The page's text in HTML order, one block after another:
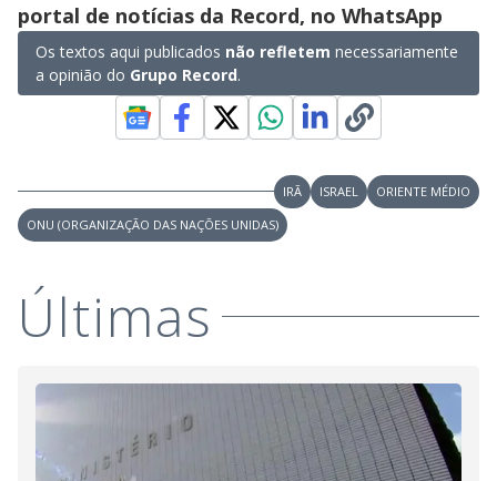
portal de notícias da Record, no WhatsApp
Os textos aqui publicados não refletem necessariamente
a opinião do Grupo Record.
IRÃ ISRAEL
ORIENTE MÉDIO
ONU (ORGANIZAÇÃO DAS NAÇÕES UNIDAS)
Últimas